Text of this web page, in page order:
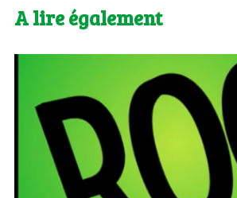
A lire également